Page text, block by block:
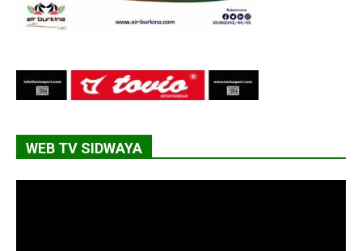
WEB TV SIDWAYA